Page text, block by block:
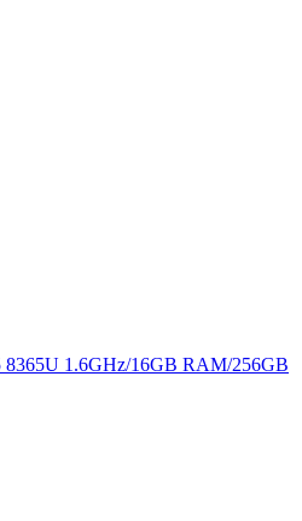
8365U 1.6GHz/16GB RAM/256GB